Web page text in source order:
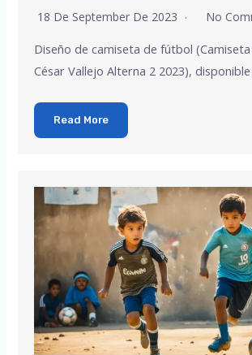
18 De September De 2023 No
Diseño de camiseta de fútbol
César Vallejo Alterna 2 2023),
Read More